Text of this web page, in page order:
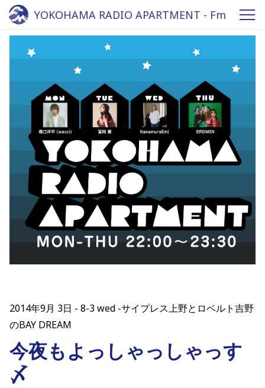
YOKOHAMA RADIO APARTMENT - Fm
yokohama 84.7
2014年9月 3日
8-3 wed -サイプレス上野とロベルト吉野
のBAY DREAM
今夜もよっしゃっしゃっす
〆